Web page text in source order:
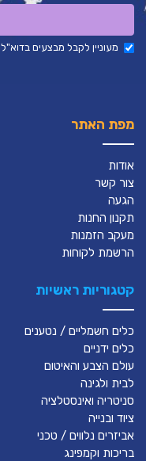
מעוניין לקבל מבצעים בדוא"ל
מפת האתר
אודות
צור קשר
הגעה
תקנון החנות
מעקב הזמנות
הרשמת לקוחות
קטגוריות ראשיות
כלים חשמליים / נטענים
כלים ידניים
עולם הצבע והאיטום
לבית ולגינה
סניטריה ואינסטלציה
ציוד ובנייה
אביזרים נלווים / טכני
בריכות וקמפינג